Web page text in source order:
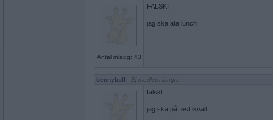
Antal inlägg: 43
FALSKT!
jag ska äta lunch
bennyboll - Ej medlem längre
falskt
jag ska på fest ikväll